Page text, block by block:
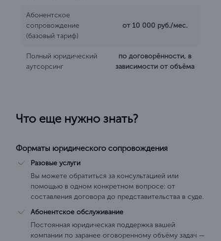
Абонентское
сопровождение
(базовый тариф)
от 10 000 руб./мес.
Полный юридический
аутсорсинг
по договорённости, в
зависимости от объёма
Что еще нужно знать?
Форматы юридического сопровождения
Разовые услуги
Вы можете обратиться за консультацией или
помощью в одном конкретном вопросе: от
составления договора до представительства в суде.
Абонентское обслуживание
Постоянная юридическая поддержка вашей
компании по заранее оговоренному объёму задач —